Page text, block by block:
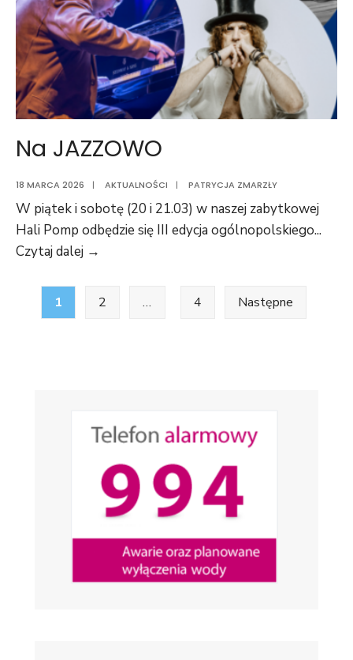
Na JAZZOWO
18 MARCA 2026 | AKTUALNOŚCI | PATRYCJA ZMARZŁY
W piątek i sobotę (20 i 21.03) w naszej zabytkowej
Hali Pomp odbędzie się III edycja ogólnopolskiego...
Czytaj dalej →
1 2 … 4 Następne